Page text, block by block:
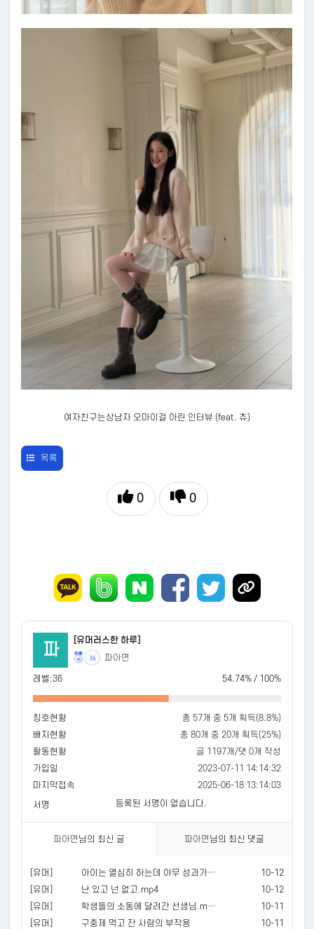
여자친구는상남자 오마이걸 아린 인터뷰 (feat. 츄)
목록
0 0
파
[유머러스한 하루]
36 파아면
레벨:36 54.74% / 100%
칭호현황
총 57개 중 5개 획득(8.8%)
배지현황
총 80개 중 20개 획득(25%)
활동현황
글 1197개/댓 0개 작성
가입일
2023-07-11 14:14:32
마지막접속
2025-06-18 13:14:03
서명
등록된 서명이 없습니다.
파아면 님의 최신 글 파아면 님의 최신 댓글
[유머] 아이는 열심히 하는데 아무 성과가 없는 상황.mp4
10-12
[유머]
난 있고 넌 없고.mp4
10-12
[유머]
학생들의 소동에 달려간 선생님.mp4
10-11
[유머]
구충제 먹고 잔 사람의 부작용
10-11